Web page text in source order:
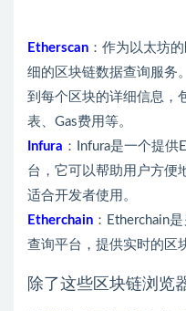
Etherscan ：作为以太坊
细的区块链数据查询服务
到每个区块的详细信息，
表、Gas费用等。
Infura ：Infura是一个提
台，它可以帮助用户方便
适合开发者使用。
Etherchain ：Etherchain
查询平台，提供实时的区
除了这些区块链浏览